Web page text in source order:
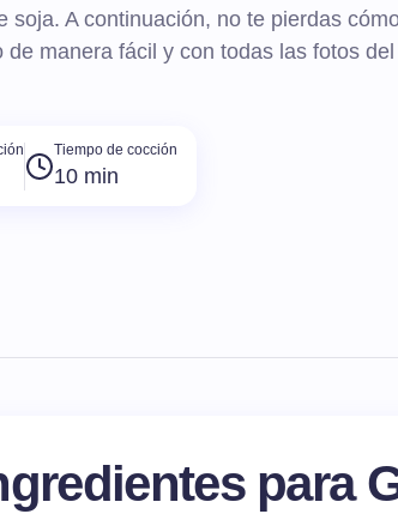
soja. A continuación, no te pierdas
de manera fácil y con todas las fotos
Tiempo de cocción
10 min
para